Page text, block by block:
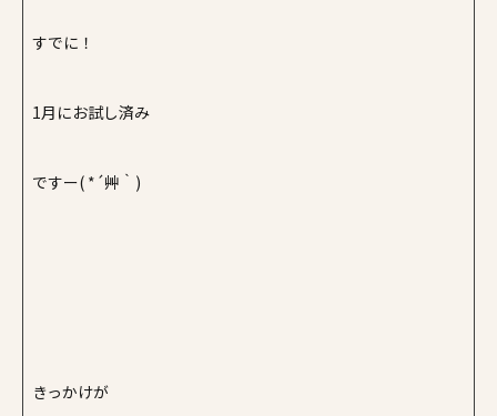
すでに！
1月にお試し済み
ですー( *´艸｀)
きっかけが